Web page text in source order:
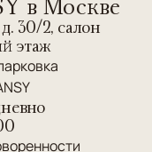
в Москве
30/2, салон
этаж